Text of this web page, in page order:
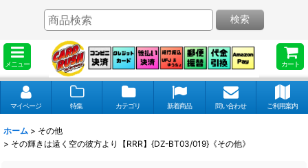
メニュー カート
検索
マイページ 特集 カテゴリ 新着商品 問い合わせ ご利用案内
ホーム > その他
> その輝きは遠く空の彼方より【RRR】{DZ-BT03/019}《その他》